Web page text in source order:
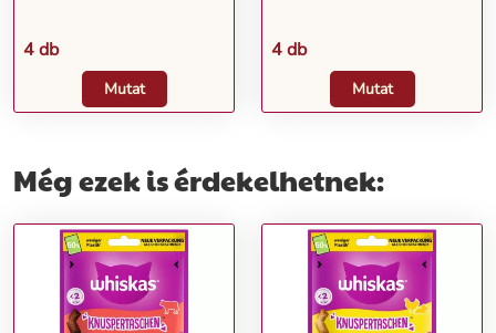
4 db
Mutat
4 db
Mutat
Még ezek is érdekelhetnek: